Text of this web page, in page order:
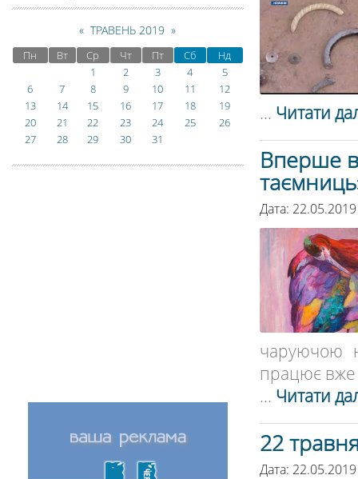
... Читати
Вперше в
Дата:
чаруючою
працює вже
... Читати
22
Дата:
« ТРАВЕНЬ 2019 »
Пн Вт Ср Чт Пт Сб
Нд
1
2 3 4
5
6
7 8 9 10 11
12
13
14 15 16 17 18
19
20
21 22 23 24 25
26
27
28 29 30 31